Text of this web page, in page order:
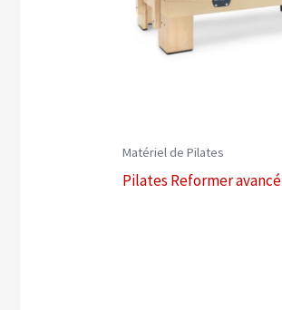
Matériel de Pilates
Pilates Reformer avancé